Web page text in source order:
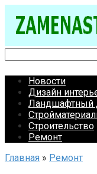
контенту
Новости
Дизайн
Ландшафтный
Строительство
Ремонт
Главная » Ремонт